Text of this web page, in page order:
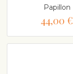
Papillon
44,00 €